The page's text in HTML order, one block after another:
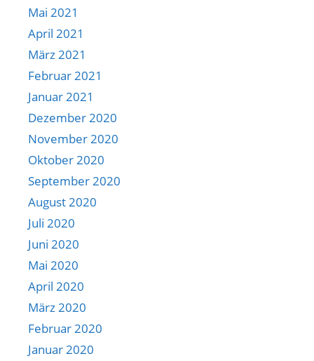
Mai 2021
April 2021
März 2021
Februar 2021
Januar 2021
Dezember 2020
November 2020
Oktober 2020
September 2020
August 2020
Juli 2020
Juni 2020
Mai 2020
April 2020
März 2020
Februar 2020
Januar 2020